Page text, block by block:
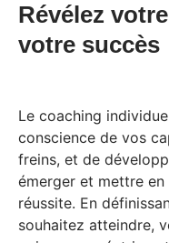
Révélez
votre succès
Le coaching
conscience de vos
freins, et de
émerger et mettre
réussite. En
souhaitez atteindre,